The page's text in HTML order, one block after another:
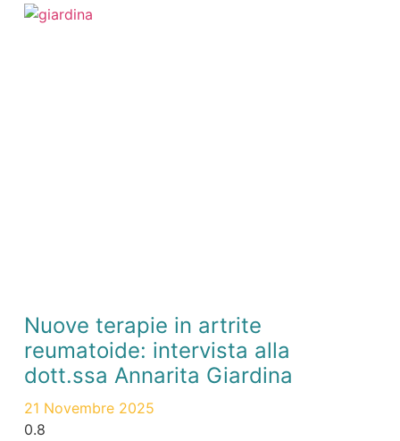
Nuove terapie in artrite
reumatoide: intervista alla
dott.ssa Annarita Giardina
21 Novembre 2025